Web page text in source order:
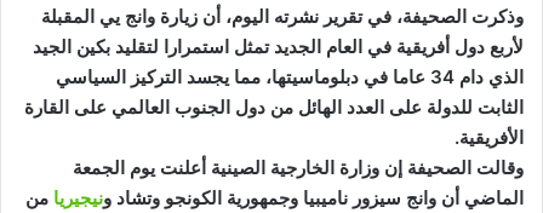
وذكرت الصحيفة، في تقرير نشرته اليوم، أن زيارة وانج يي المقبلة
لأربع دول أفريقية في العام الجديد تمثل استمرارا لتقليد بكين الجيد
الذي دام 34 عاما في دبلوماسيتها، مما يجسد التركيز السياسي
الثابت للدولة على العدد الهائل من دول الجنوب العالمي على القارة
الأفريقية.
وقالت الصحيفة إن وزارة الخارجية الصينية أعلنت يوم الجمعة
الماضي أن وانج سيزور ناميبيا وجمهورية الكونجو وتشاد ونيجيريا من